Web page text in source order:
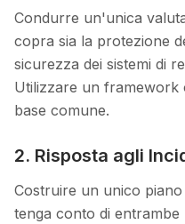
Condurre un'unica
copra sia la protezione
sicurezza dei sistemi di
Utilizzare un framework
base comune.
2. Risposta agli
Costruire un unico
tenga conto di entrambe